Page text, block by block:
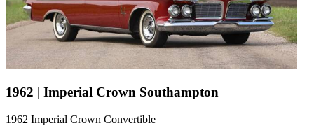
1962 | Imperial Crown Southampton
1962 Imperial Crown Convertible